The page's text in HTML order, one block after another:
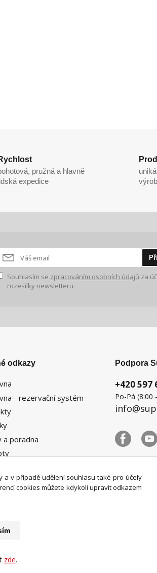
pružná a hlavně
expedice
Souhlasím se zpracováním osobních údajů za
rozesílky newsletteru.
odkazy
- rezervační systém
a poradna
Podpora
+420 597
Po-Pá (8:00
a v případě udělení souhlasu také pro účely
cookies můžete kdykoli upravit odkazem
zde.